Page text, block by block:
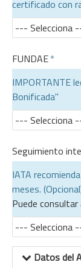
certificado con
FUNDAE
IMPORTANTE
Bonificada"
Seguimiento
IATA
meses.
Puede consultar
Datos del